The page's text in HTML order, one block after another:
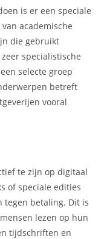
is er een speciale
academische
die gebruikt
specialistische
selecte groep
betreft
vooral
te zijn op digitaal
of speciale edities
tegen betaling. Dit is
lezen op hun
tijdschriften en